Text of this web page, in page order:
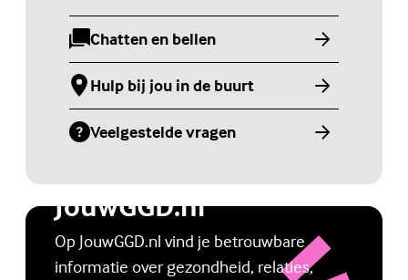
Chatten en bellen
(Externe link)
Hulp bij jou in de buurt
(Externe link)
Veelgestelde vragen
(Externe link)
Jongerenwebsite
JouwGGD.nl
Op JouwGGD.nl vind je betrouwbare
informatie over gezondheid, relaties,